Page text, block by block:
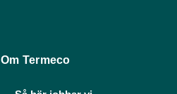
Om Termeco